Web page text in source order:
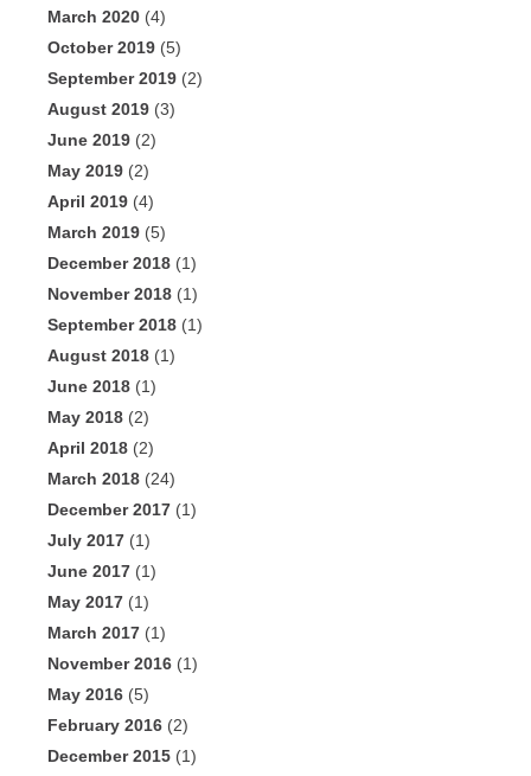
March 2020 (4)
October 2019 (5)
September 2019 (2)
August 2019 (3)
June 2019 (2)
May 2019 (2)
April 2019 (4)
March 2019 (5)
December 2018 (1)
November 2018 (1)
September 2018 (1)
August 2018 (1)
June 2018 (1)
May 2018 (2)
April 2018 (2)
March 2018 (24)
December 2017 (1)
July 2017 (1)
June 2017 (1)
May 2017 (1)
March 2017 (1)
November 2016 (1)
May 2016 (5)
February 2016 (2)
December 2015 (1)